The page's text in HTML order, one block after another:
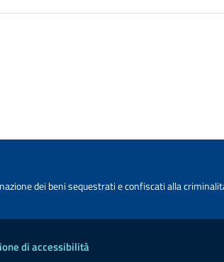
dei beni sequestrati e confiscati alla
di accessibilità